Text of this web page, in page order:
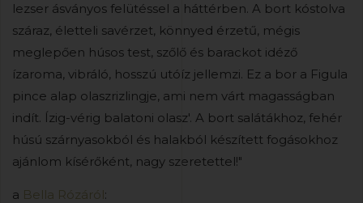
lezser ásványos felütéssel a háttérben. A bort kóstolva
száraz, életteli savérzet, könnyed érzetű, mégis
meglepően húsos test, szőlő és barackot idéző
ízaroma, vibráló, hosszú utóíz jellemzi. Ez a bor a Figula
pince alap olaszrizlingje, ami nem várt magasságban
indít. Ízig-vérig balatoni olasz'. A bort salátákhoz, fehér
húsú szárnyasokból és halakból készített fogásokhoz
ajánlom kísérőként, nagy szeretettel!"
a Bella Rózáról: